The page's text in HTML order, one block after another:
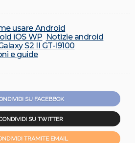
usare Android
iOS WP Notizie android
S2 II GT-I9100
e guide
SU FACEBBOK
SU TWITTER
TRAMITE EMAIL